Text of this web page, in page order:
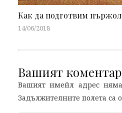
Как да подготвим
14/06/2018
Вашият коментар
Вашият имейл адрес
Задължителните полета са